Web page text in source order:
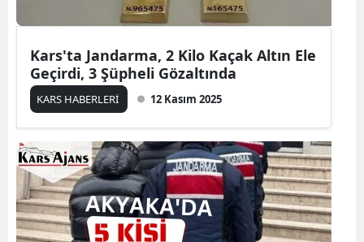
Çorum
Edirne
Elazığ
Erzincan
Kars'ta Jandarma, 2 Kilo Kaçak Altın Ele
Geçirdi, 3 Şüpheli Gözaltında
KARS HABERLERİ 12 Kasım 2025